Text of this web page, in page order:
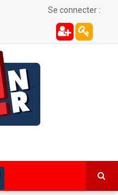
Se connecter :